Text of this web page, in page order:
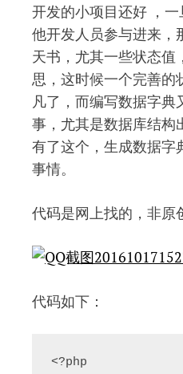
开发的小项目还好 ，
他开发人员参与进来，
天书，尤其一些状态值
思，这时候一个完善的
凡了，而编写数据字典
事，尤其是数据库结构
有了这个，生成数据字
事情。
代码是网上找的，非原
代码如下：
<?php